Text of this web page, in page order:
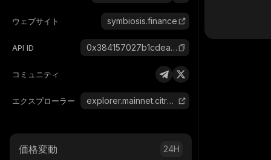
ウェブサイト symbiosis.finance
API ID 0x384157027b1cdeac4e26e3709667bb28735379bb_citrea
コミュニティ
エクスプローラー explorer.mainnet.citrea.xyz
価格変動 24H